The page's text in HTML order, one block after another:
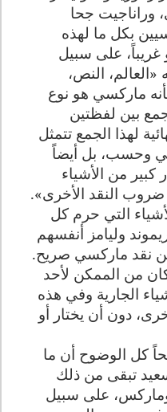
جحا
بكل ما لهذه
غريباً، على سبيل
النص،
ماركسي هو نوع
بين لفظتين
لهذا الجمع تتمثل
وحسب، بل أيضاً
من الأشياء
ضروب النقد الأخرى».
التي حرم كل
وليامز أنفسهم
من نقد ماركسي صريح.
كان من الممكن لأحد
الجارية وفي هذه
دون أن يختار أو
كل الوضوح أن ما
تبقى من ذلك
وماركس، على سبيل